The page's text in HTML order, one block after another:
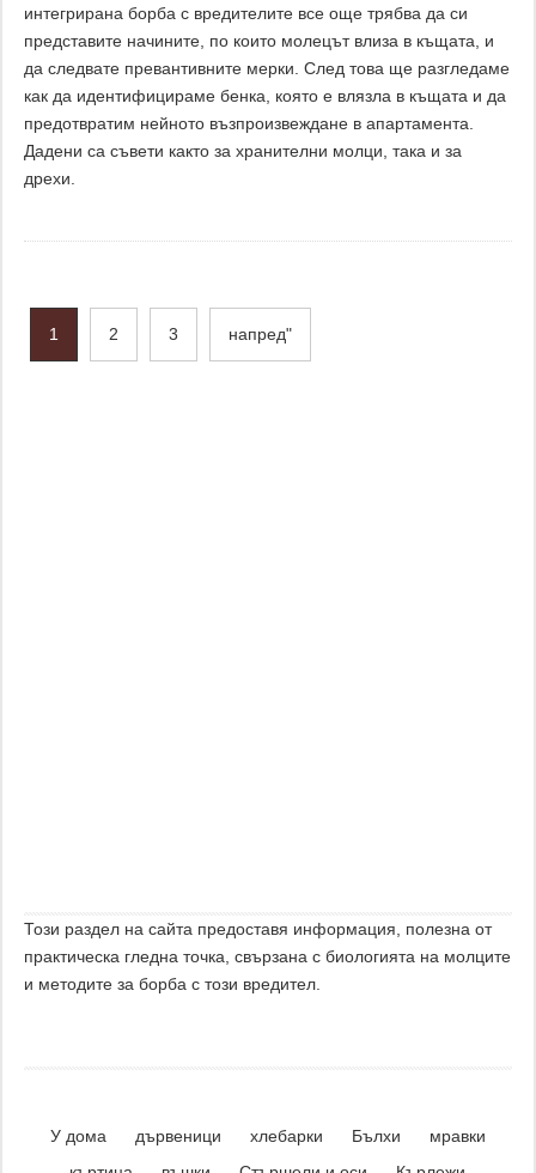
интегрирана борба с вредителите все още трябва да си
представите начините, по които молецът влиза в къщата, и
да следвате превантивните мерки. След това ще разгледаме
как да идентифицираме бенка, която е влязла в къщата и да
предотвратим нейното възпроизвеждане в апартамента.
Дадени са съвети както за хранителни молци, така и за
дрехи.
1 2 3 напред"
Този раздел на сайта предоставя информация, полезна от
практическа гледна точка, свързана с биологията на молците
и методите за борба с този вредител.
У дома дървеници хлебарки Бълхи
мравки